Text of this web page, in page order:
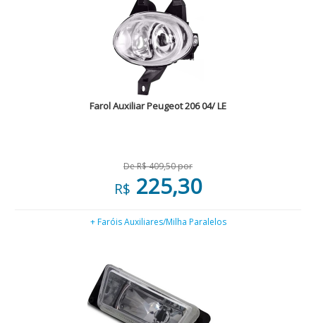
Farol Auxiliar Peugeot 206 04/ LE
De R$ 409,50 por
R$ 225,30
+ Faróis Auxiliares/Milha Paralelos